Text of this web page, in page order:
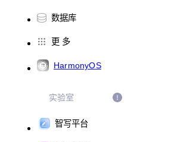
数据库
更 多
HarmonyOS
实验室
智写平台